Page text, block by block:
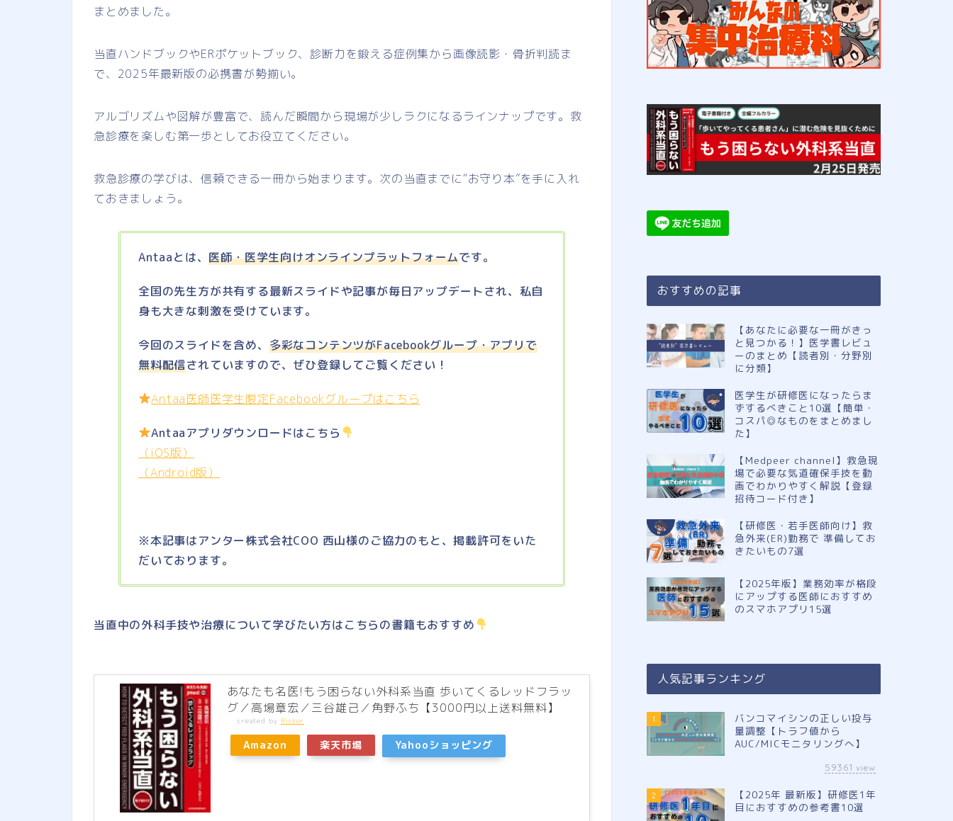
まとめました。
当直ハンドブックやERポケットブック、診断力を鍛える症例集から画像読影・骨折判読ま
で、2025年最新版の必携書が勢揃い。
アルゴリズムや図解が豊富で、読んだ瞬間から現場が少しラクになるラインナップです。救
急診療を楽しむ第一歩としてお役立てください。
救急診療の学びは、信頼できる一冊から始まります。次の当直までに“お守り本”を手に入れ
ておきましょう。
Antaaとは、医師・医学生向けオンラインプラットフォームです。
全国の先生方が共有する最新スライドや記事が毎日アップデートされ、私自
身も大きな刺激を受けています。
今回のスライドを含め、 多彩なコンテンツがFacebookグループ・アプリで
無料配信されていますので、ぜひ登録してご覧ください！
Antaa医師医学生限定Facebookグループはこちら
Antaaアプリダウンロードはこちら
（iOS版）
（Android版）
※本記事はアンター株式会社COO 西山様のご協力のもと、掲載許可をいた
だいております。
当直中の外科手技や治療について学びたい方はこちらの書籍もおすすめ
あなたも名医!もう困らない外科系当直 歩いてくるレッドフラッ
グ／高場章宏／三谷雄己／角野ふち【3000円以上送料無料】
created by Rinker
Amazon 楽天市場 Yahooショッピング
おすすめの記事
【あなたに必要な一冊がきっ
と見つかる！】医学書レビュ
ーのまとめ【読者別・分野別
に分類】
医学生が研修医になったらま
ずするべきこと10選【簡単・
コスパ◎なものをまとめまし
た】
【Medpeer channel】救急現
場で必要な気道確保手技を動
画でわかりやすく解説【登録
招待コード付き】
【研修医・若手医師向け】救
急外来(ER)勤務で 準備してお
きたいもの7選
【2025年版】業務効率が格段
にアップする医師におすすめ
のスマホアプリ15選
人気記事ランキング
1
バンコマイシンの正しい投与
量調整【トラフ値から
AUC/MICモニタリングへ】
59361 view
2
【2025年 最新版】研修医1年
目におすすめの参考書10選